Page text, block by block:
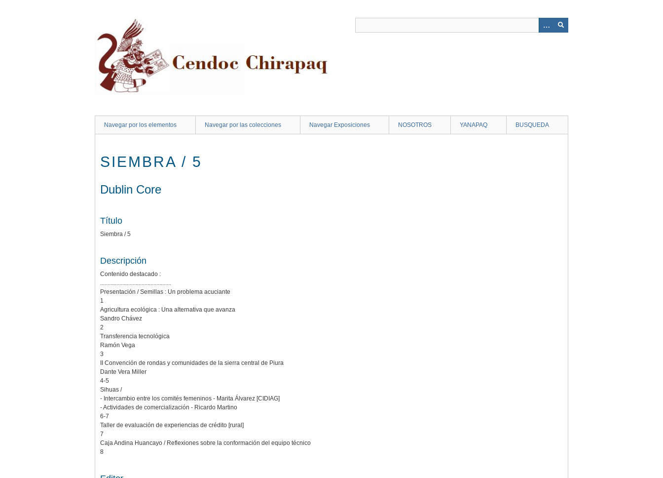
Navegar por los elementos Navegar por las colecciones Navegar Exposiciones NOSOTROS YANAPAQ BUSQUEDA
SIEMBRA / 5
Dublin Core
Título
Siembra / 5
Descripción
Contenido destacado :
Presentación / Semillas : Un problema acuciante
1
Agricultura ecológica : Una alternativa que avanza
Sandro Chávez
2
Transferencia tecnológica
Ramón Vega
3
II Convención de rondas y comunidades de la sierra central de Piura
Dante Vera Miller
4-5
Sihuas /
- Intercambio entre los comités femeninos - Marita Álvarez [CIDIAG]
- Actividades de comercialización - Ricardo Martino
6-7
Taller de evaluación de experiencias de crédito [rural]
7
Caja Andina Huancayo / Reflexiones sobre la conformación del equipo técnico
8